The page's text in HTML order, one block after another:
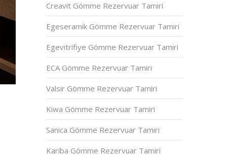
Creavit Gömme Rezervuar Tamiri
Egeseramik Gömme Rezervuar Tamiri
Egevitrifiye Gömme Rezervuar Tamiri
ECA Gömme Rezervuar Tamiri
Valsir Gömme Rezervuar Tamiri
Kiwa Gömme Rezervuar Tamiri
Sanica Gömme Rezervuar Tamiri
Kariba Gömme Rezervuar Tamiri